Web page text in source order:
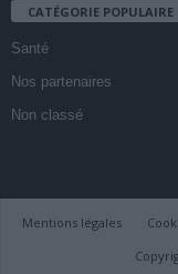
CATÉGORIE POPULAIRE
Santé
Nos partenaires
Non classé
Mentions légales